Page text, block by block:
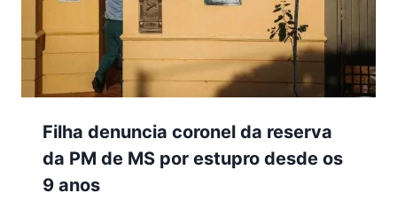
Filha denuncia coronel da reserva
da PM de MS por estupro desde os
9 anos